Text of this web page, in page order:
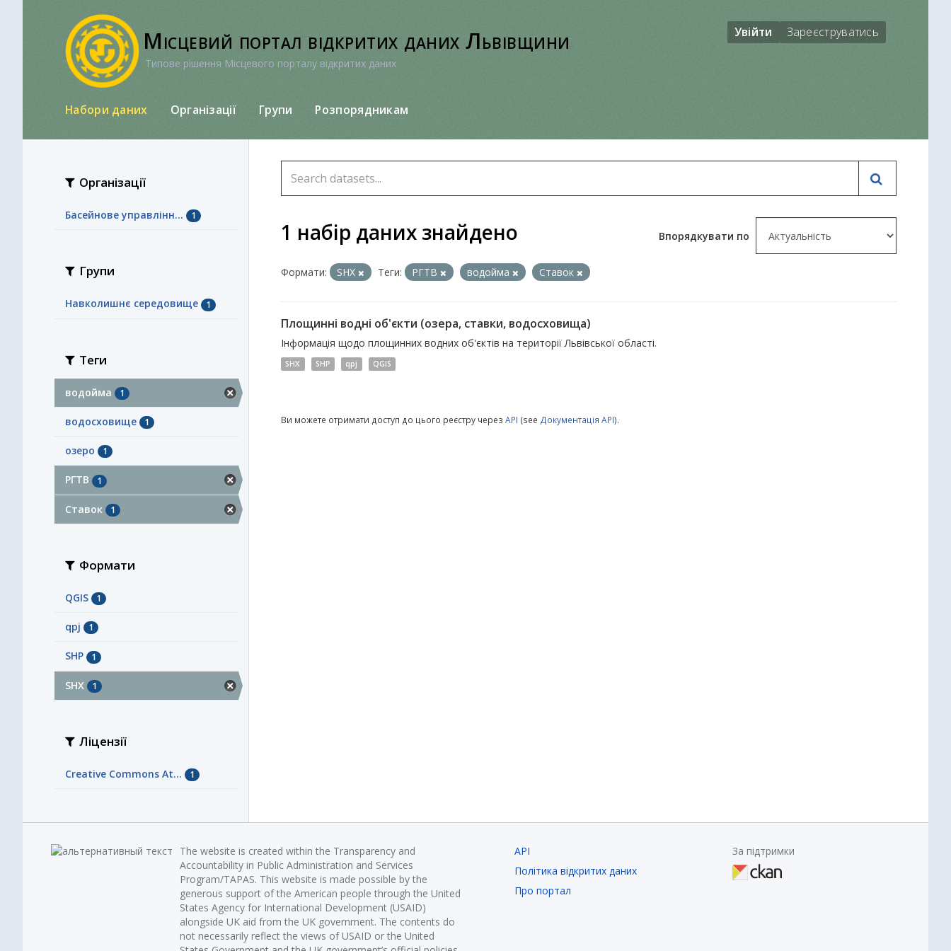
Місцевий портал відкритих даних Львівщини
Типове рішення Місцевого порталу відкритих даних
Увійти Зареєструватись
Набори даних Організації Групи Розпорядникам
Організації
Басейнове управлінн... 1
Групи
Навколишнє середовище 1
Теги
водойма 1
водосховище 1
озеро 1
РГТВ 1
Ставок 1
Формати
QGIS 1
qpj 1
SHP 1
SHX 1
Ліцензії
Creative Commons At... 1
Впорядкувати по
1 набір даних знайдено
Формати: SHX Теги: РГТВ водойма Ставок
Площинні водні об'єкти (озера, ставки, водосховища)
Інформація щодо площинних водних об'єктів на території Львівської області.
SHX SHP qpj QGIS
Ви можете отримати доступ до цього реєстру через API (see Документація API).
The website is created within the Transparency and
Accountability in Public Administration and Services
Program/TAPAS. This website is made possible by the
generous support of the American people through the United
States Agency for International Development (USAID)
alongside UK aid from the UK government. The contents do
not necessarily reflect the views of USAID or the United
API
Політика відкритих даних
Про портал
За підтримки